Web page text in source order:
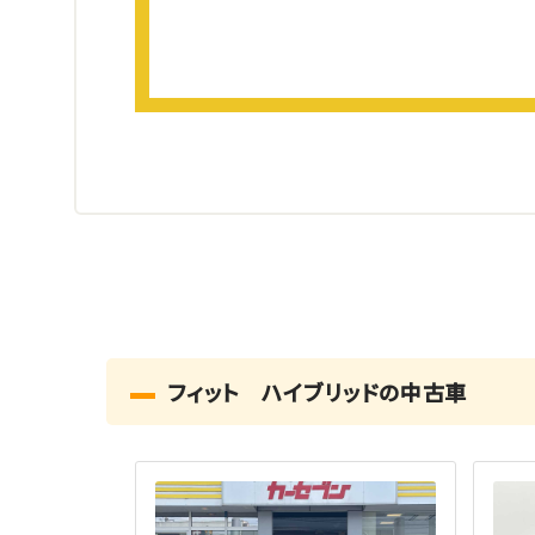
フィット ハイブリッドの中古車